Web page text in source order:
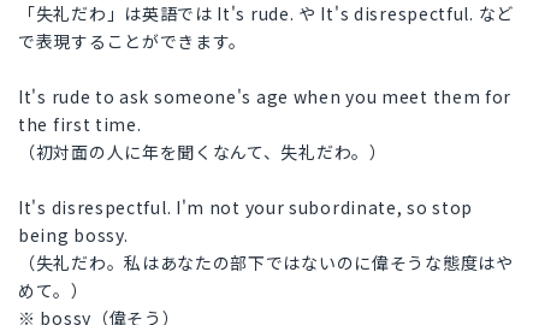
「失礼だわ」は英語では It's rude. や It's disrespectful. など
で表現することができます。
It's rude to ask someone's age when you meet them for
the first time.
（初対面の人に年を聞くなんて、失礼だわ。）
It's disrespectful. I'm not your subordinate, so stop
being bossy.
（失礼だわ。私はあなたの部下ではないのに偉そうな態度はや
めて。）
※ bossy（偉そう）